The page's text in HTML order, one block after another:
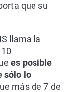
que su
llama la
es posible
sólo lo
más de 7 de